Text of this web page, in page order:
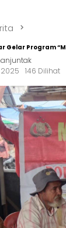
Gelar Program
146 Dilihat